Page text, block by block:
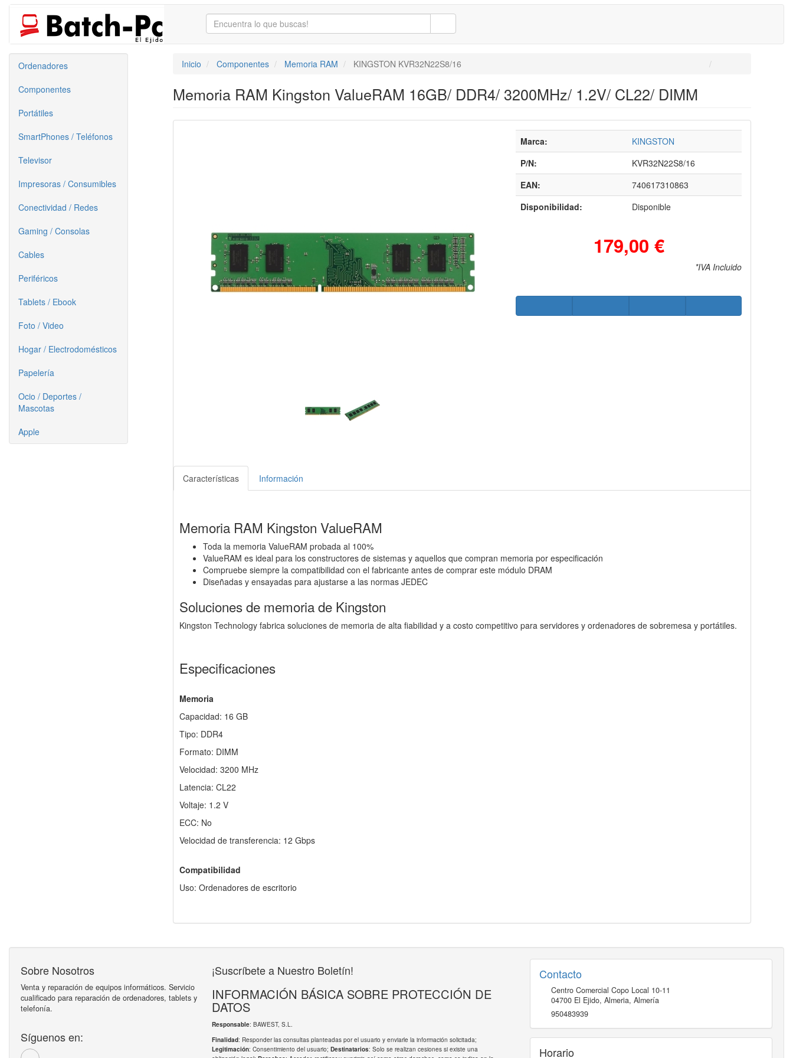
Ordenadores
Componentes
Portátiles
SmartPhones / Teléfonos
Televisor
Impresoras / Consumibles
Conectividad / Redes
Gaming / Consolas
Cables
Periféricos
Tablets / Ebook
Foto / Video
Hogar / Electrodomésticos
Papelería
Ocio / Deportes /
Mascotas
Apple
Inicio Componentes Memoria RAM KINGSTON KVR32N22S8/16
Memoria RAM Kingston ValueRAM 16GB/ DDR4/ 3200MHz/ 1.2V/ CL22/ DIMM
Marca:
KINGSTON
P/N:
KVR32N22S8/16
EAN:
740617310863
Disponibilidad:
Disponible
179,00 €
*IVA Incluido
Características Información
Memoria RAM Kingston ValueRAM
Toda la memoria ValueRAM probada al 100%
ValueRAM es ideal para los constructores de sistemas y aquellos que compran memoria por especificación
Compruebe siempre la compatibilidad con el fabricante antes de comprar este módulo DRAM
Diseñadas y ensayadas para ajustarse a las normas JEDEC
Soluciones de memoria de Kingston
Kingston Technology fabrica soluciones de memoria de alta fiabilidad y a costo competitivo para servidores y ordenadores de sobremesa y portátiles.
Especificaciones
Memoria
Capacidad: 16 GB
Tipo: DDR4
Formato: DIMM
Velocidad: 3200 MHz
Latencia: CL22
Voltaje: 1.2 V
ECC: No
Velocidad de transferencia: 12 Gbps
Compatibilidad
Uso: Ordenadores de escritorio
Sobre Nosotros
Venta y reparación de equipos informáticos. Servicio
cualificado para reparación de ordenadores, tablets y
telefonía.
Síguenos en:
¡Suscríbete a Nuestro Boletín!
INFORMACIÓN BÁSICA SOBRE PROTECCIÓN DE
DATOS
Responsable: BAWEST, S.L.
Finalidad: Responder las consultas planteadas por el usuario y enviarle la información solicitada;
Legitimación: Consentimiento del usuario; Destinatarios: Solo se realizan cesiones si existe una
Contacto
Centro Comercial Copo Local 10-11
04700 El Ejido, Almeria, Almería
950483939
Horario